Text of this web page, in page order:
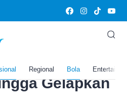
Regional Bola
Panji
Ponpes
Cabuli
Gelapkan